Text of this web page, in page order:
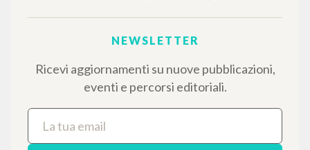
dedicati.
NAVIGA